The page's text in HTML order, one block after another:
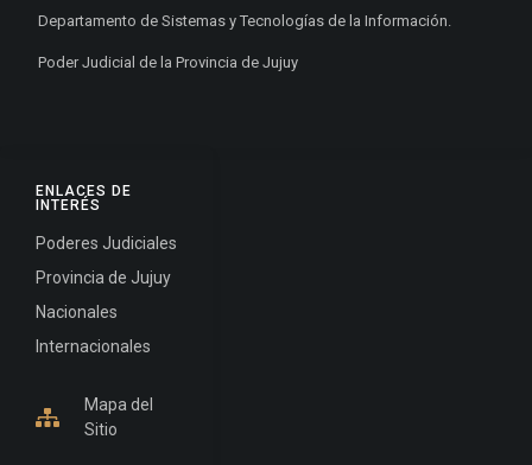
ENLACES DE
INTERÉS
Poderes Judiciales
Provincia de Jujuy
Nacionales
Internacionales
Mapa del
Sitio
Departamento de Sistemas y Tecnologías de la Información.
Poder Judicial de la Provincia de Jujuy